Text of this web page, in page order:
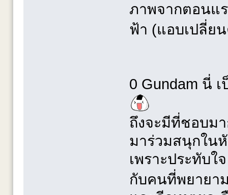
ภาพจากตอนแ
ฟ้า (แอบเปลี่
0 Gundam นี่
ถึงจะมีที่ชอบม
มาร่วมสนุกใน
เพราะประทับ
กับคนที่พยาย